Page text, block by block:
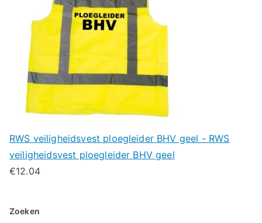
RWS veiligheidsvest ploegleider BHV geel - RWS
veiligheidsvest ploegleider BHV geel
€12.04
Zoeken